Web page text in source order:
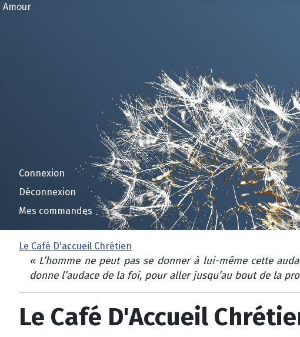
Amour
Connexion
Déconnexion
Mes commandes
Le Café D'accueil Chrétien
« L’homme ne peut pas se donner à lui-même cette
donne l’audace de la foi, pour aller jusqu’au bout de la
Le Café D'Accueil